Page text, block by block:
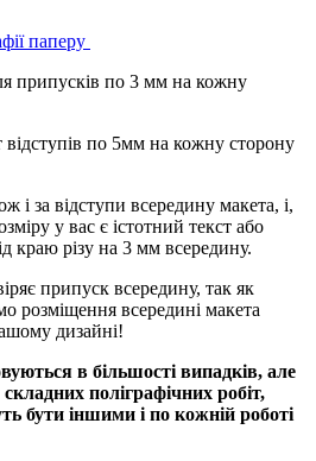
припусків по 3 мм на кожну
відступів по 5мм на кожну сторону
і за відступи всередину макета, і,
у вас є істотний текст або
краю різу на 3 мм всередину.
припуск всередину, так як
розміщення всередині макета
дизайні!
в більшості випадків, але
поліграфічних робіт,
бути іншими і по кожній роботі